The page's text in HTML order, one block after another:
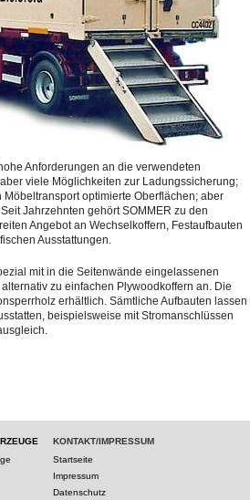
Anforderungen an die verwendeten
viele Möglichkeiten zur Ladungssicherung;
optimierte Oberflächen; aber
Jahrzehnten gehört SOMMER zu den
Angebot an Wechselkoffern, Festaufbauten
Ausstattungen.
mit in die Seitenwände eingelassenen
zu einfachen Plywoodkoffern an. Die
erhältlich. Sämtliche Aufbauten lassen
beispielsweise mit Stromanschlüssen
KONTAKT/IMPRESSUM
Startseite
Impressum
Datenschutz